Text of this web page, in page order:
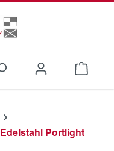
Edelstahl Portlight